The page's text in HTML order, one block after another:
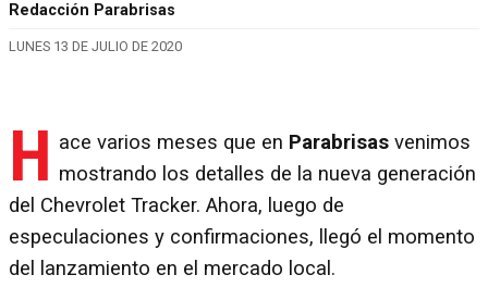
Redacción Parabrisas
LUNES 13 DE JULIO DE 2020
H ace varios meses que en Parabrisas venimos
mostrando los detalles de la nueva generación
del Chevrolet Tracker. Ahora, luego de
especulaciones y confirmaciones, llegó el momento
del lanzamiento en el mercado local.